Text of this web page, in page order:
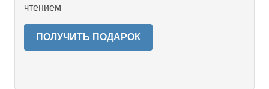
чтением
ПОЛУЧИТЬ ПОДАРОК